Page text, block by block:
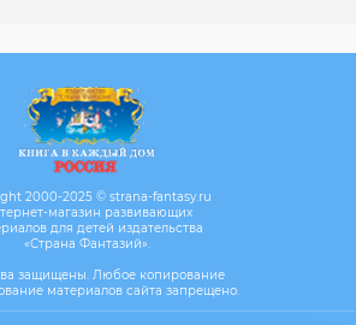
2000-2025 © strana-fantasy.ru
магазин развивающих
для детей издательства
«Страна Фантазий».
защищены. Любое копирование
материалов сайта запрещено.